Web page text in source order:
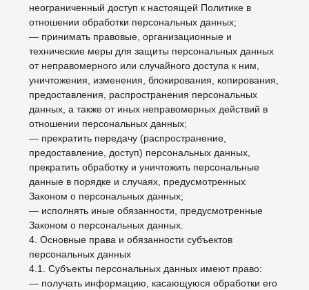
РФ.
5. Принципы обработки персональных данных
5.1. Обработка персональных данных осуществляется
на законной и справедливой основе.
5.2. Обработка персональных данных ограничивается
законных целей. Не допускается обработка
персональных данных, несовместимая с целями
5.3. Не допускается объединение баз данных,
содержащих персональные данные, обработка
которых осуществляется в целях, несовместимых
5.4. Обработке подлежат только персональные
данные, которые отвечают целям их обработки.
5.5. Содержание и объем обрабатываемых
персональных данных соответствуют заявленным
целям обработки. Не допускается избыточность
обрабатываемых персональных данных по
5.6. При обработке персональных данных
обеспечивается точность персональных данных, их
достаточность, а в необходимых случаях и
актуальность по отношению к целям обработки
персональных данных. Оператор принимает
необходимые меры и/или обеспечивает их принятие
данных.